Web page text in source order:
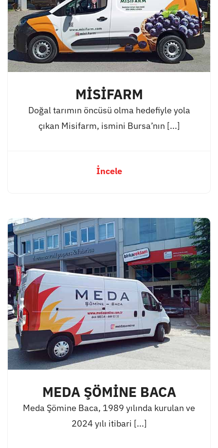
MİSİFARM
Doğal tarımın öncüsü olma hedefiyle yola
çıkan Misifarm, ismini Bursa’nın [...]
İncele
MEDA ŞÖMİNE BACA
Meda Şömine Baca, 1989 yılında kurulan ve
2024 yılı itibari [...]